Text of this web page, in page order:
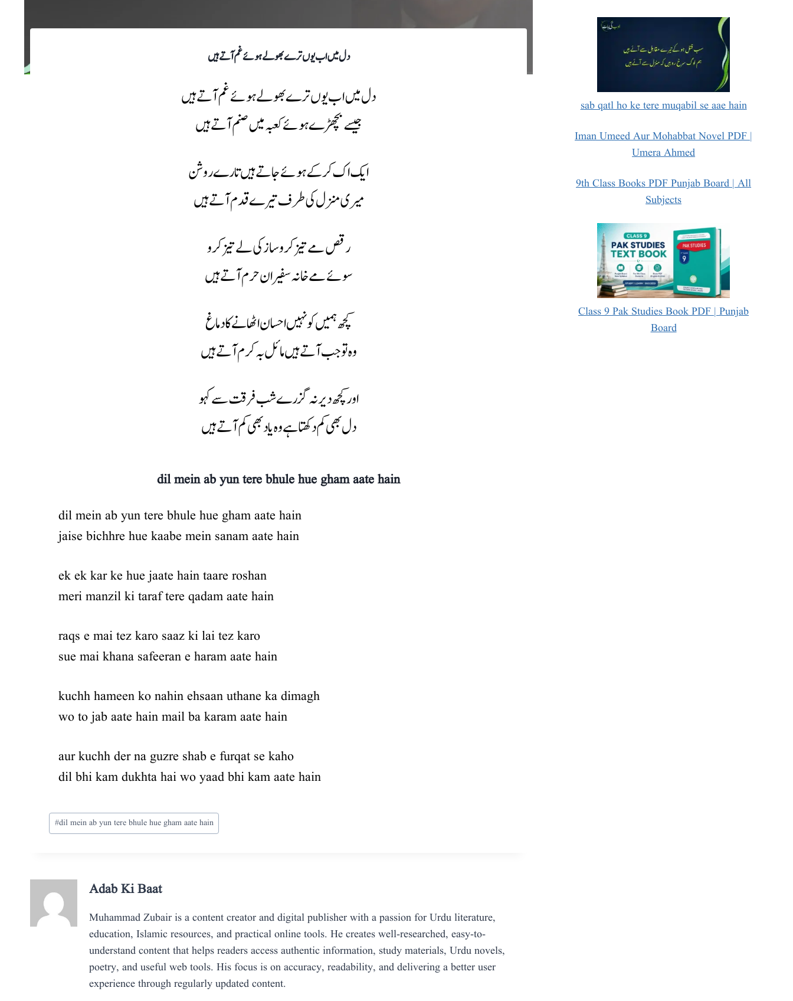
دل میں اب یوں ترے بھولے ہوئے غم آتے ہیں
دل میں اب یوں ترے بھولے ہوئے غم آتے ہیں
جیسے بچھڑے ہوئے کعبہ میں صنم آتے ہیں
ایک اک کر کے ہوئے جاتے ہیں تارے روشن
میری منزل کی طرف تیرے قدم آتے ہیں
رقص مے تیز کرو ساز کی لے تیز کرو
سوئے مے خانہ سفیران حرم آتے ہیں
کچھ ہمیں کو نہیں احسان اٹھانے کا دماغ
وہ تو جب آتے ہیں مائل بہ کرم آتے ہیں
اور کچھ دیر نہ گزرے شب فرقت سے کہو
دل بھی کم دکھتا ہے وہ یاد بھی کم آتے ہیں
dil mein ab yun tere bhule hue gham aate hain
dil mein ab yun tere bhule hue gham aate hain
jaise bichhre hue kaabe mein sanam aate hain
ek ek kar ke hue jaate hain taare roshan
meri manzil ki taraf tere qadam aate hain
raqs e mai tez karo saaz ki lai tez karo
sue mai khana safeeran e haram aate hain
kuchh hameen ko nahin ehsaan uthane ka dimagh
wo to jab aate hain mail ba karam aate hain
aur kuchh der na guzre shab e furqat se kaho
dil bhi kam dukhta hai wo yaad bhi kam aate hain
Post
Tags:
#dil mein ab yun tere bhule hue gham aate hain
Adab Ki Baat
Muhammad Zubair is a content creator and digital publisher with a passion for Urdu literature,
education, Islamic resources, and practical online tools. He creates well-researched, easy-to-
understand content that helps readers access authentic information, study materials, Urdu novels,
poetry, and useful web tools. His focus is on accuracy, readability, and delivering a better user
experience through regularly updated content.
sab qatl ho ke tere muqabil se aae hain
Iman Umeed Aur Mohabbat Novel PDF |
Umera Ahmed
9th Class Books PDF Punjab Board | All
Subjects
Class 9 Pak Studies Book PDF | Punjab
Board